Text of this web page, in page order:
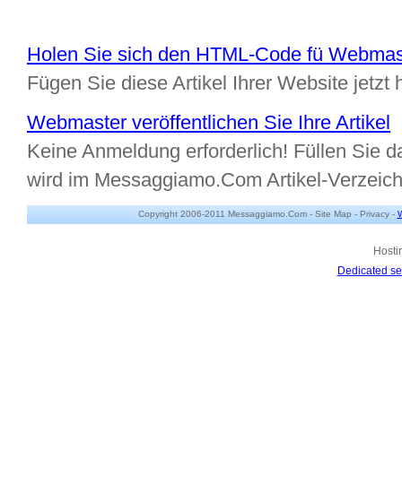
Holen Sie sich den HTML-Code fü
Fügen Sie diese Artikel Ihrer Website jetzt
Webmaster veröffentlichen Sie Ihre Artikel
Keine Anmeldung erforderlich! Füllen Sie
wird im Messaggiamo.Com Artikel-
Copyright 2006-2011 Messaggiamo.Com - Site Map - Privacy-
Dedicated